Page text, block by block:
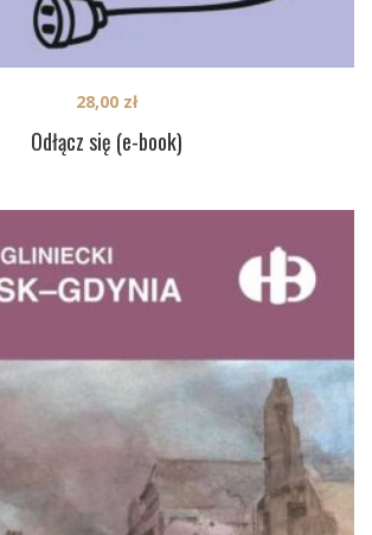
Odłącz się (e-book)
28,00 zł